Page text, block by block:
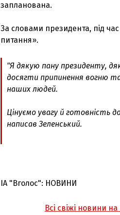
запланована.
За словами президента, під
питання».
"Я дякую пану президенту,
досягти припинення вогню
наших людей.
Цінуємо увагу й готовність
написав Зеленський.
ІА "Вголос": НОВИНИ
Всі свіжі новини